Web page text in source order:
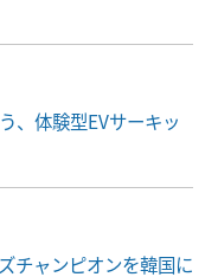
、体験型EVサーキッ
チャンピオンを韓国に